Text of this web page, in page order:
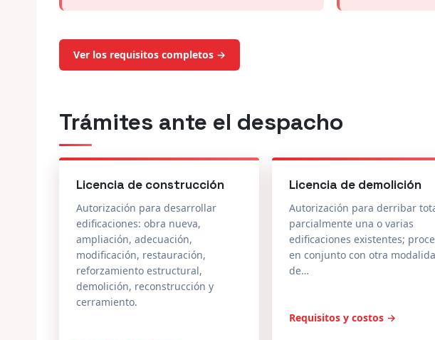
Ver los requisitos completos →
Trámites ante el despacho
Licencia de construcción
Autorización para desarrollar
edificaciones: obra nueva,
ampliación, adecuación,
modificación, restauración,
reforzamiento estructural,
demolición, reconstrucción y
cerramiento.
Licencia de demolición
Autorización para derribar
parcialmente una o varias
edificaciones existentes;
en conjunto con otra
de…
Requisitos y costos →